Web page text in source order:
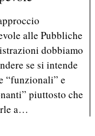
alle Pubbliche
dobbiamo
se si intende
“funzionali” e
piuttosto che
a…